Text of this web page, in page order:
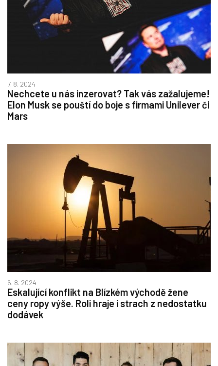
7. 8. 2024
Nechcete u nás inzerovat? Tak vás zažalujeme!
Elon Musk se pouští do boje s firmami Unilever či
Mars
6. 8. 2024
Eskalující konflikt na Blízkém východě žene
ceny ropy výše. Roli hraje i strach z nedostatku
dodávek